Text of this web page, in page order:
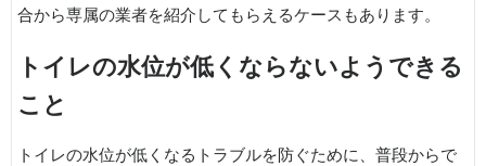
合から専属の業者を紹介してもらえるケースもあります。
トイレの水位が低くならないようできる
こと
トイレの水位が低くなるトラブルを防ぐために、普段からで